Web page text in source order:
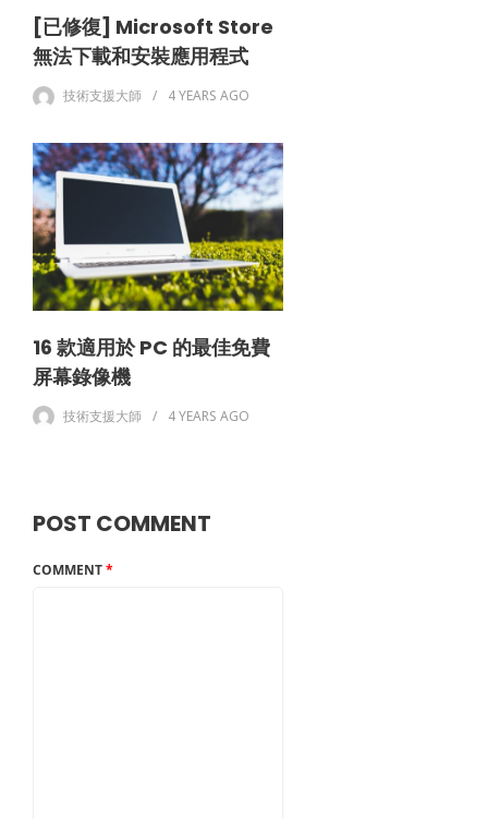
[已修復] Microsoft Store
無法下載和安裝應用程式
技術支援大師 4 YEARS AGO
16 款適用於 PC 的最佳免費
屏幕錄像機
技術支援大師 4 YEARS AGO
POST COMMENT
COMMENT*